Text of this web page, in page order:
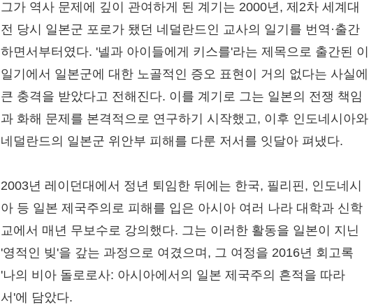
그가 역사 문제에 깊이 관여하게 된 계기는 2000년, 제2차 세계대
전 당시 일본군 포로가 됐던 네덜란드인 교사의 일기를 번역·출간
하면서부터였다. '넬과 아이들에게 키스를'라는 제목으로 출간된 이
일기에서 일본군에 대한 노골적인 증오 표현이 거의 없다는 사실에
큰 충격을 받았다고 전해진다. 이를 계기로 그는 일본의 전쟁 책임
과 화해 문제를 본격적으로 연구하기 시작했고, 이후 인도네시아와
네덜란드의 일본군 위안부 피해를 다룬 저서를 잇달아 펴냈다.
2003년 레이던대에서 정년 퇴임한 뒤에는 한국, 필리핀, 인도네시
아 등 일본 제국주의로 피해를 입은 아시아 여러 나라 대학과 신학
교에서 매년 무보수로 강의했다. 그는 이러한 활동을 일본이 지닌
'영적인 빚'을 갚는 과정으로 여겼으며, 그 여정을 2016년 회고록
'나의 비아 돌로로사: 아시아에서의 일본 제국주의 흔적을 따라
서'에 담았다.